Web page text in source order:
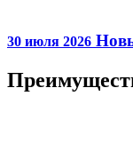
30 июля 2026